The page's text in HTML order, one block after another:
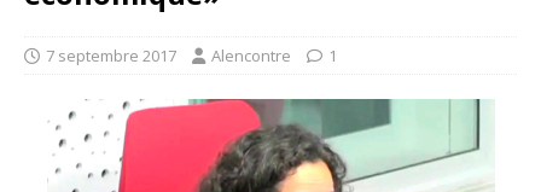
7 septembre 2017 Alencontre 1